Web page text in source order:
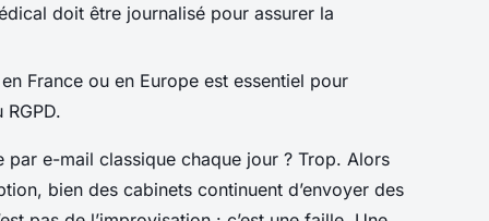
doit être journalisé pour assurer la
France ou en Europe est essentiel pour
RGPD.
e-mail classique chaque jour ? Trop. Alors
bien des cabinets continuent d’envoyer des